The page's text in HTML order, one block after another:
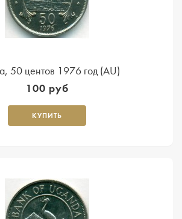
50 центов 1976 год (AU)
100 руб
КУПИТЬ